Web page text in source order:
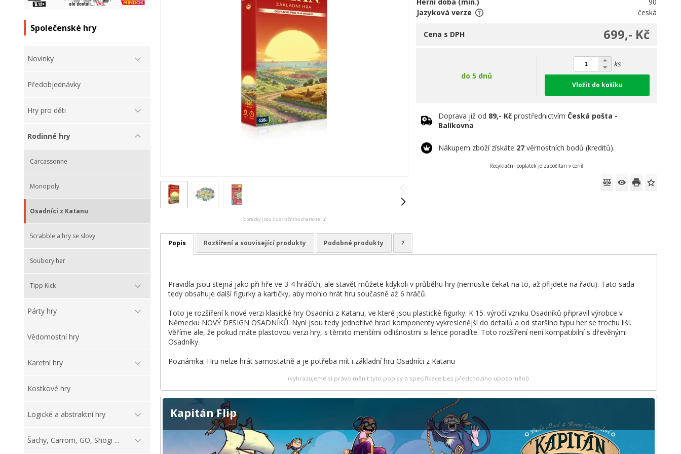
Společenské hry
Novinky
Předobjednávky
Hry pro děti
Rodinné hry
Carcassonne
Monopoly
Osadníci z Katanu
Scrabble a hry se slovy
Soubory her
Tipp Kick
Párty hry
Vědomostní hry
Karetní hry
Kostkové hry
Logické a abstraktní hry
Šachy, Carrom, GO, Shogi ...
(obrázky jsou ilustračního charakteru)
Herní doba (min.)
90
Jazyková verze
česká
699,- Kč
Cena s DPH
do 5 dnů
ks
Vložit do košíku
Doprava již od 89,- Kč prostřednictvímČeská pošta -
Balíkovna
Nákupem zboží získáte 27 věrnostních bodů (kreditů).
Recyklační poplatek je započítán v ceně
Popis Rozšíření a související produkty Podobné produkty ?
Pravidla jsou stejná jako při hře ve 3-4 hráčích, ale stavět můžete kdykoli v průběhu hry (nemusíte čekat na to, až přijdete na řadu). Tato sada
tedy obsahuje další figurky a kartičky, aby mohlo hrát hru současně až 6 hráčů.
Toto je rozšíření k nové verzi klasické hry Osadníci z Katanu, ve které jsou plastické figurky. K 15. výročí vzniku Osadníků připravil výrobce v
Německu NOVÝ DESIGN OSADNÍKŮ. Nyní jsou tedy jednotlivé hrací komponenty vykreslenější do detailů a od staršího typu her se trochu liší.
Věříme ale, že pokud máte plastovou verzi hry, s těmito menšími odlišnostmi si lehce poradíte. Toto rozšíření není kompatibilní s dřevěnými
Osadníky.
Poznámka: Hru nelze hrát samostatně a je potřeba mít i základní hru Osadníci z Katanu
(vyhrazujeme si právo měnit tyto popisy a specifikace bez předchozího upozornění)
Kapitán Flip